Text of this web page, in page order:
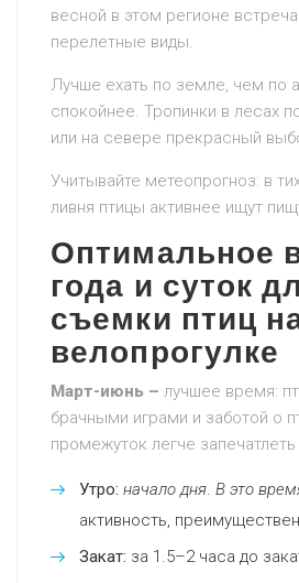
весной в этом регионе
перелетные виды.
Лучше ехать по земле, чем по
спокойнее. Тропинки в лесах
или на севере прекрасный
Учитывайте метеопрогноз: в
ливня птицы активнее ищут
Оптимальное
года и суток
съемки птиц
велопрогулке
Март-июнь – лучшее время:
брачными играми и заботой о
промежуток легче
Утро: начало дня. В это
активность,
Закат: за 1.5–2 часа до